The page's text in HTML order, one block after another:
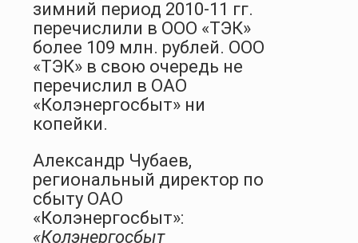
зимний период 2010-11 гг.
перечислили в ООО «ТЭК»
более 109 млн. рублей. ООО
«ТЭК» в свою очередь не
перечислил в ОАО
«Колэнергосбыт» ни
копейки.
Александр Чубаев,
региональный директор по
сбыту ОАО
«Колэнергосбыт»:
«Колэнергосбыт